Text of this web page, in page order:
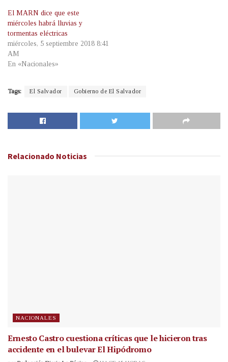
El MARN dice que este
miércoles habrá lluvias y
tormentas eléctricas
miércoles, 5 septiembre 2018 8:41
AM
En «Nacionales»
Tags: El Salvador Gobierno de El Salvador
Relacionado Noticias
NACIONALES
Ernesto Castro cuestiona críticas que le hicieron tras
accidente en el bulevar El Hipódromo